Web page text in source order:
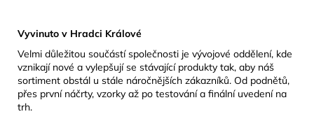
Vyvinuto v Hradci Králové
Velmi důležitou součástí společnosti je vývojové oddělení, kde
vznikají nové a vylepšují se stávající produkty tak, aby náš
sortiment obstál u stále náročnějších zákazníků. Od podnětů,
přes první náčrty, vzorky až po testování a finální uvedení na
trh.